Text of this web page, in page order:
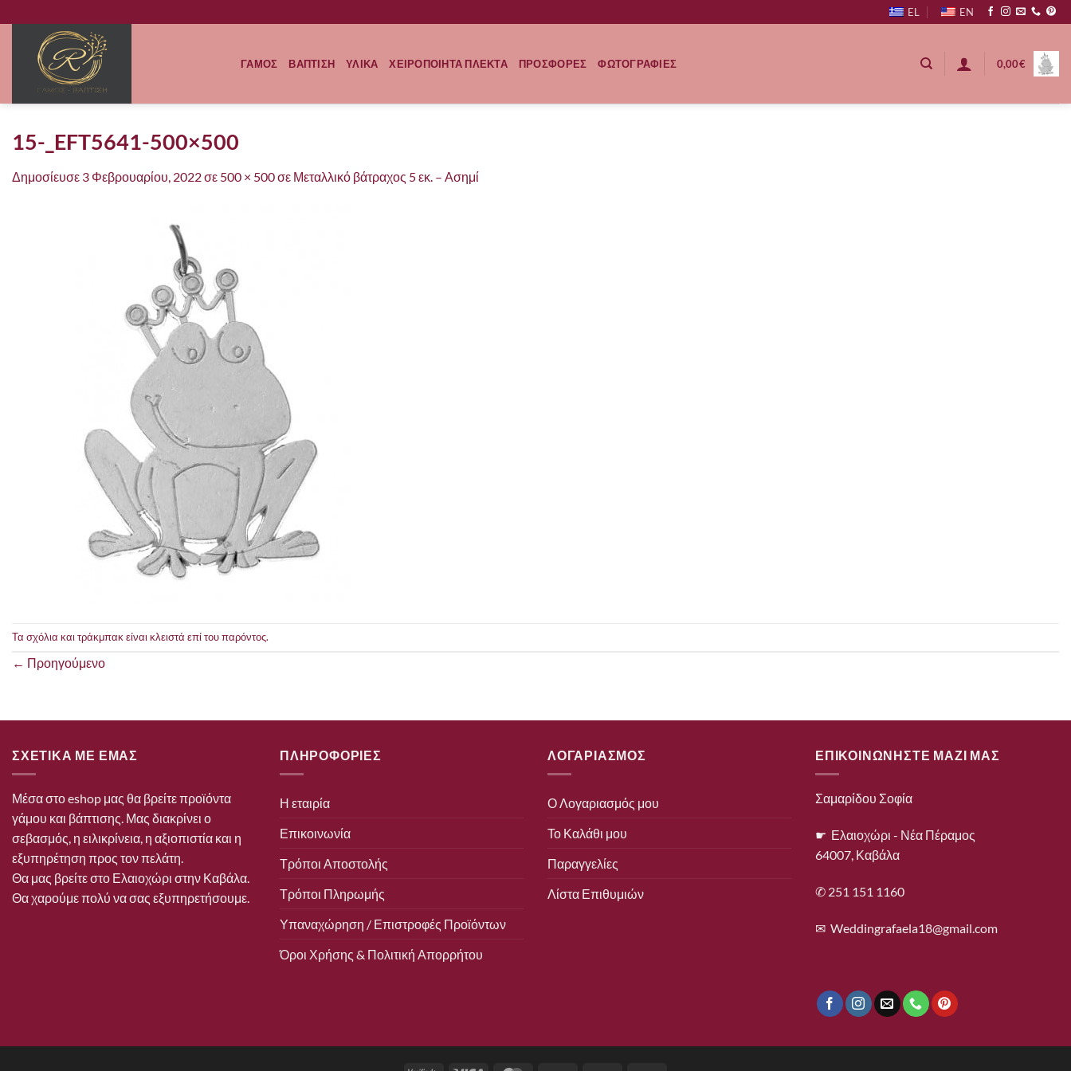
στο
περιεχόμενο
EL EN
ΓΑΜΟΣ ΒΑΠΤΙΣΗ ΥΛΙΚΑ ΧΕΙΡΟΠΟΙΗΤΑ ΠΛΕΚΤΑ ΠΡΟΣΦΟΡΕΣ ΦΩΤΟΓΡΑΦΙΕΣ 0,00€
15-_EFT5641-500×500
Δημοσίευσε 3 Φεβρουαρίου, 2022σε 500 × 500σε Μεταλλικό βάτραχος 5 εκ. – Ασημί
Τα σχόλια και τράκμπακ είναι κλειστά επί του παρόντος.
← Προηγούμενο
ΣΧΕΤΙΚΑ ΜΕ ΕΜΑΣ
Μέσα στο eshop μας θα βρείτε προϊόντα
γάμου και βάπτισης. Μας διακρίνει ο
σεβασμός, η ειλικρίνεια, η αξιοπιστία και η
εξυπηρέτηση προς τον πελάτη.
Θα μας βρείτε στο Ελαιοχώρι στην Καβάλα.
Θα χαρούμε πολύ να σας εξυπηρετήσουμε.
ΠΛΗΡΟΦΟΡΙΕΣ
Η εταιρία
Επικοινωνία
Τρόποι Αποστολής
Τρόποι Πληρωμής
Υπαναχώρηση / Επιστροφές Προϊόντων
Όροι Χρήσης & Πολιτική Απορρήτου
ΛΟΓΑΡΙΑΣΜΟΣ
Ο Λογαριασμός μου
Το Καλάθι μου
Παραγγελίες
Λίστα Επιθυμιών
ΕΠΙΚΟΙΝΩΝΗΣΤΕ ΜΑΖΙ ΜΑΣ
Σαμαρίδου Σοφία
☛ Ελαιοχώρι - Νέα Πέραμος
64007, Καβάλα
✆ 251 151 1160
✉ Weddingrafaela18@gmail.com